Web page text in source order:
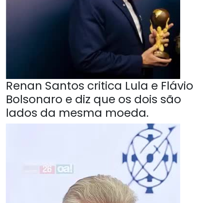
Renan Santos critica Lula e Flávio
Bolsonaro e diz que os dois são
lados da mesma moeda.